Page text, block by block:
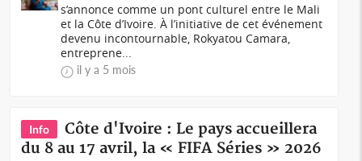
s’annonce comme un pont culturel entre le Mali
et la Côte d’Ivoire. À l’initiative de cet événement
devenu incontournable, Rokyatou Camara,
entreprene...
il y a 5 mois
Info
Côte d'Ivoire : Le pays accueillera
du 8 au 17 avril, la « FIFA Séries » 2026